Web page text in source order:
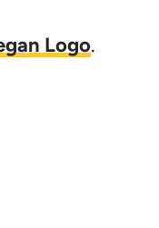
Logo.